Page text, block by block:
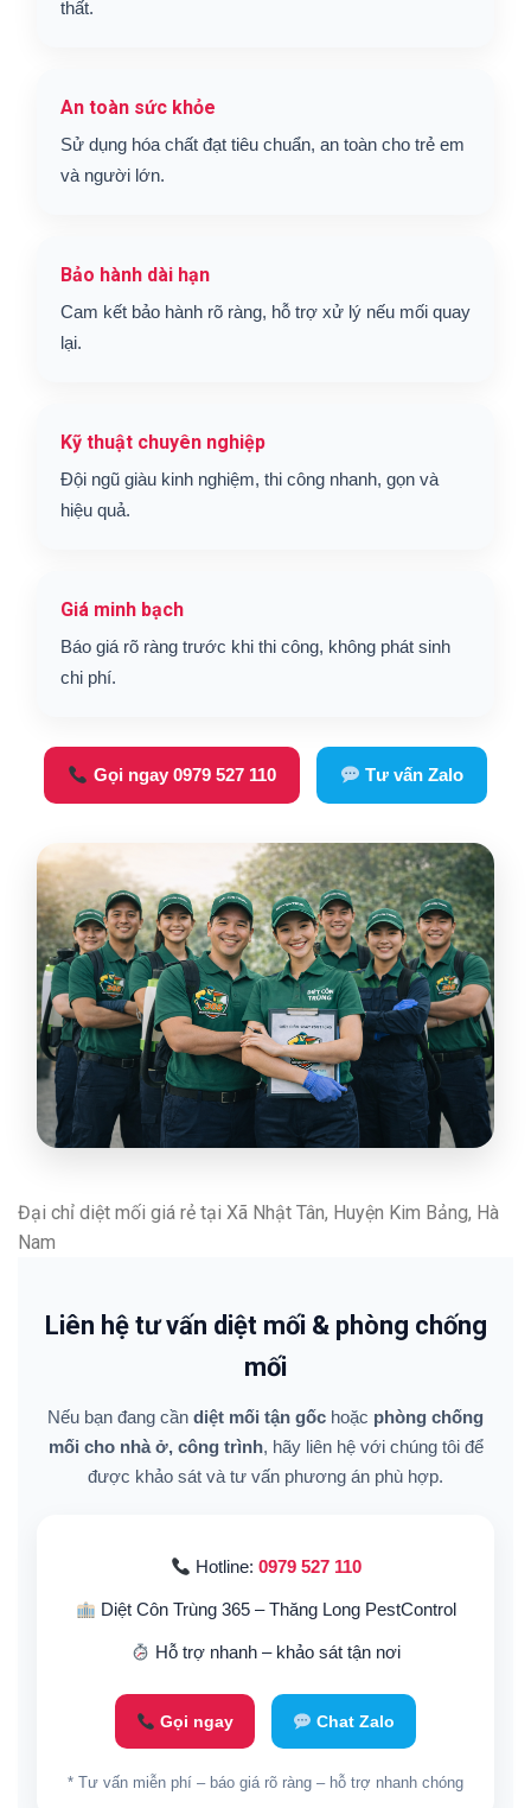
thất.
An toàn sức khỏe
Sử dụng hóa chất đạt tiêu chuẩn, an toàn cho trẻ em
và người lớn.
Bảo hành dài hạn
Cam kết bảo hành rõ ràng, hỗ trợ xử lý nếu mối quay
lại.
Kỹ thuật chuyên nghiệp
Đội ngũ giàu kinh nghiệm, thi công nhanh, gọn và
hiệu quả.
Giá minh bạch
Báo giá rõ ràng trước khi thi công, không phát sinh
chi phí.
Gọi ngay 0979 527 110 Tư vấn Zalo
Đại chỉ diệt mối giá rẻ tại Xã Nhật Tân, Huyện Kim Bảng, Hà
Nam
Liên hệ tư vấn diệt mối & phòng chống
mối
Nếu bạn đang cần diệt mối tận gốc hoặc phòng chống
mối cho nhà ở, công trình, hãy liên hệ với chúng tôi để
được khảo sát và tư vấn phương án phù hợp.
Hotline: 0979 527 110
Diệt Côn Trùng 365 – Thăng Long PestControl
Hỗ trợ nhanh – khảo sát tận nơi
Gọi ngay Chat Zalo
* Tư vấn miễn phí – báo giá rõ ràng – hỗ trợ nhanh chóng